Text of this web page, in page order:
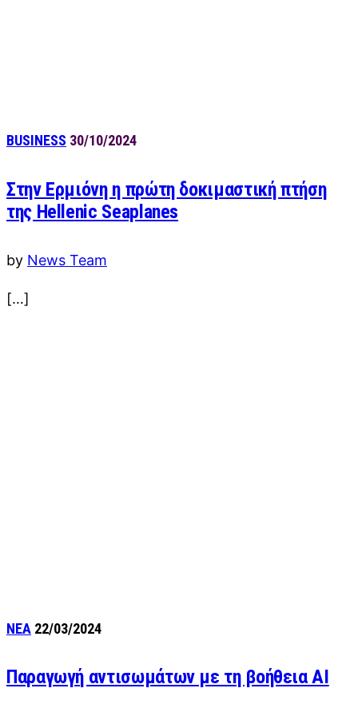
BUSINESS 30/10/2024
Στην Ερμιόνη η πρώτη δοκιμαστική πτήση
της Hellenic Seaplanes
by News Team
[…]
ΝΕΑ 22/03/2024
Παραγωγή αντισωμάτων με τη βοήθεια AI